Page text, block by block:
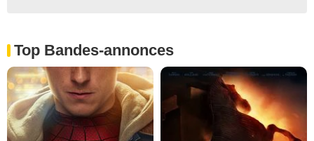
Top Bandes-annonces